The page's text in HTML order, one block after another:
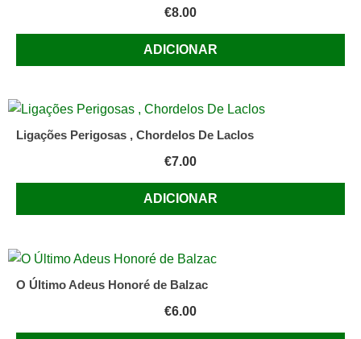
€8.00
ADICIONAR
Ligações Perigosas , Chordelos De Laclos
€7.00
ADICIONAR
O Último Adeus Honoré de Balzac
€6.00